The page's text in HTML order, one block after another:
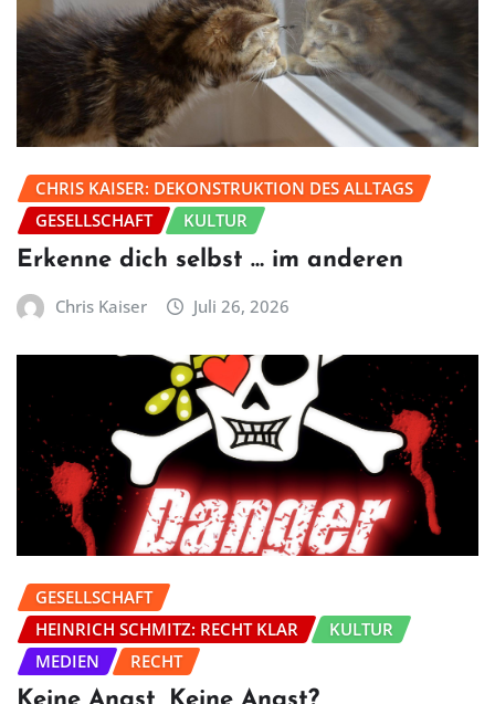
CHRIS KAISER: DEKONSTRUKTION DES ALLTAGS
GESELLSCHAFT
KULTUR
Erkenne dich selbst … im anderen
Chris Kaiser Juli 26, 2026
GESELLSCHAFT
HEINRICH SCHMITZ: RECHT KLAR
KULTUR
MEDIEN
RECHT